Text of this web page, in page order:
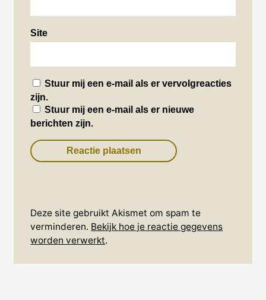
Site
Stuur mij een e-mail als er vervolgreacties
zijn.
Stuur mij een e-mail als er nieuwe
berichten zijn.
Deze site gebruikt Akismet om spam te
verminderen. Bekijk hoe je reactie gegevens
worden verwerkt.